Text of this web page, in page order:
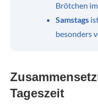
Brötchen
Samstags
besonders
Tageszeit